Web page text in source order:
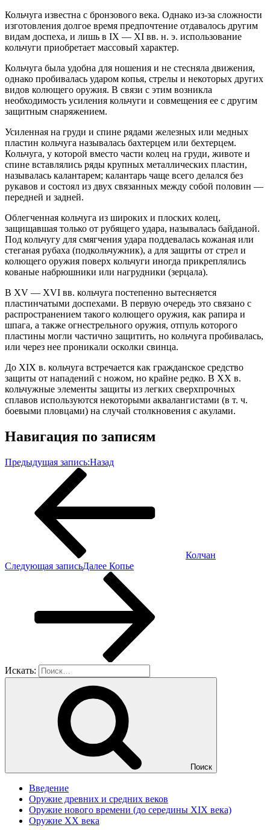
Кольчуга известна с бронзового века. Однако из-за сложности
изготовления долгое время предпочтение отдавалось другим
видам доспеха, и лишь в IX — XI вв. н. э. использование
кольчуги приобретает массовый характер.
Кольчуга была удобна для ношения и не стесняла движения,
однако пробивалась ударом копья, стрелы и некоторых других
видов колющего оружия. В связи с этим возникла
необходимость усиления кольчуги и совмещения ее с другим
защитным снаряжением.
Усиленная на груди и спине рядами железных или медных
пластин кольчуга называлась бахтерцем или бехтерцем.
Кольчуга, у которой вместо части колец на груди, животе и
спине вставлялись ряды крупных металлических пластин,
называлась калантарем; калантарь чаще всего делался без
рукавов и состоял из двух связанных между собой половин —
передней и задней.
Облегченная кольчуга из широких и плоских колец,
защищавшая только от рубящего удара, называлась байданой.
Под кольчугу для смягчения удара поддевалась кожаная или
стеганая рубаха (подкольчужник), а для защиты от стрел и
колющего оружия поверх кольчуги иногда прикреплялись
кованые набрюшники или нагрудники (зерцала).
В XV — XVI вв. кольчуга постепенно вытесняется
пластинчатыми доспехами. В первую очередь это связано с
распространением такого колющего оружия, как рапира и
шпага, а также огнестрельного оружия, отпуль которого
пластины могли частично защитить, но кольчуга пробивалась,
или через нее проникали осколки свинца.
До XIX в. кольчуга встречается как гражданское средство
защиты от нападений с ножом, но крайне редко. В XX в.
кольчужные элементы защиты из легких сверхпрочных
сплавов используются некоторыми аквалангистами (в т. ч.
боевыми пловцами) на случай столкновения с акулами.
Навигация по записям
Предыдущая запись:Назад
Колчан
Следующая записьДалее Копье
Искать:
Поиск
Введение
Оружие древних и средних веков
Оружие нового времени (до середины XIX века)
Оружие XX века